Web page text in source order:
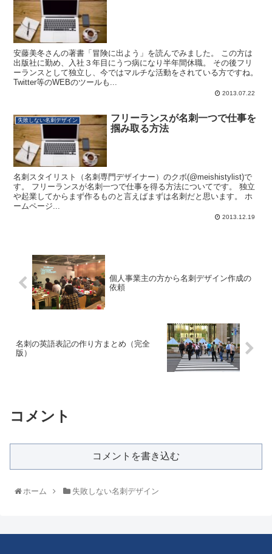
安藤美冬さんの著書「冒険に出よう」を読んでみました。 この方は
出版社に勤め、入社３年目にうつ病になり半年間休職。 その後フリ
ーランスとして独立し、今ではマルチな活動をされている方ですね。
Twitter等のWEBのツールも...
2013.07.22
失敗しない名刺デザイン
フリーランスが名刺一つで仕事を
掴み取る方法
名刺スタイリスト（名刺専門デザイナー）のクボ(@meishistylist)で
す。 フリーランスが名刺一つで仕事を得る方法についてです。 独立
や起業してからまず作るものと言えばまずは名刺だと思います。 ホ
ームページ...
2013.12.19
個人事業主の方から名刺デザイン作成の
依頼
名刺の英語表記の作り方まとめ（完全
版）
コメント
コメントを書き込む
ホーム 失敗しない名刺デザイン